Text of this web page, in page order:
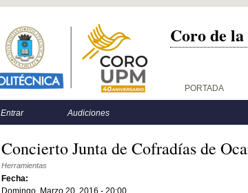
Coro de
PORTADA
Entrar Audiciones
Concierto Junta de Cofradías de
Herramientas
Fecha:
Domingo, Marzo 20, 2016 - 20:00